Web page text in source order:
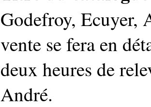
Godefroy, Ecuyer,
vente se fera en
deux heures de
André.